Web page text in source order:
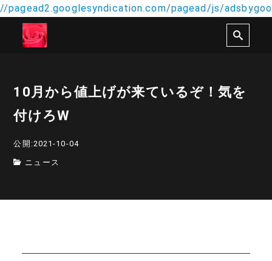
//pagead2.googlesyndication.com/pagead/js/
10月から値上げが来ているぞ！気を
付けろW
公開:2021-10-04
ニュース